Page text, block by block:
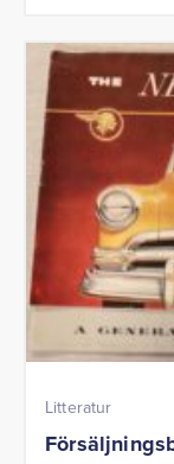
Litteratur